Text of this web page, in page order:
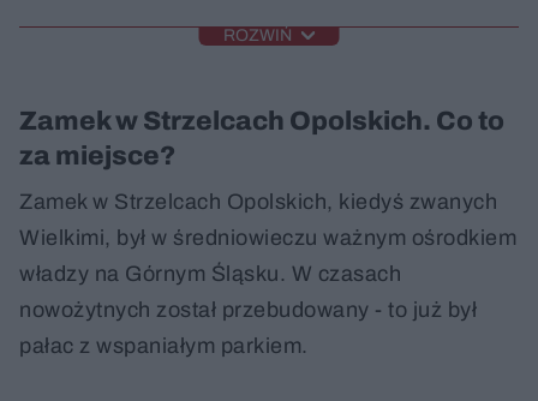
ROZWIŃ
Zamek w Strzelcach Opolskich. Co to
za miejsce?
Zamek w Strzelcach Opolskich, kiedyś zwanych
Wielkimi, był w średniowieczu ważnym ośrodkiem
władzy na Górnym Śląsku. W czasach
nowożytnych został przebudowany - to już był
pałac z wspaniałym parkiem.